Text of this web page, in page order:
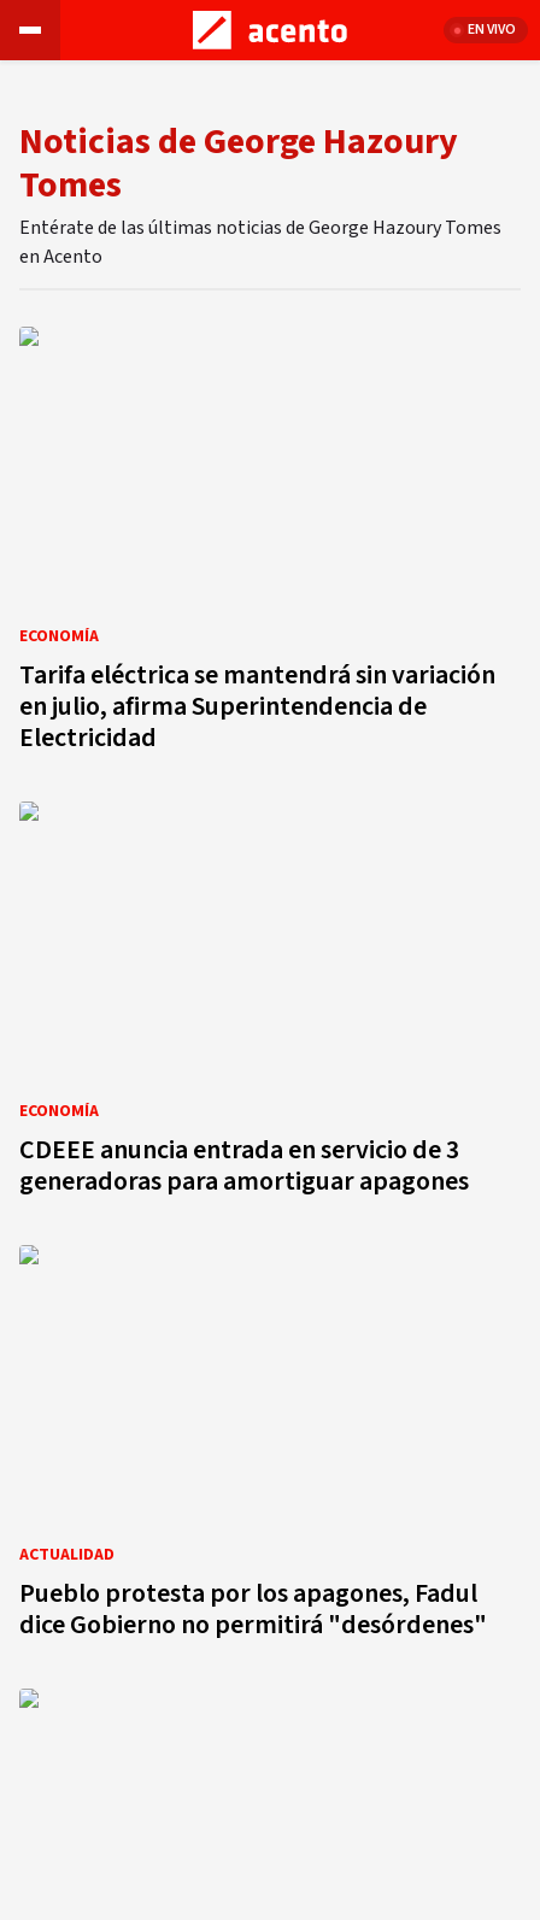
EN VIVO
Noticias de George Hazoury
Tomes
Entérate de las últimas noticias de George Hazoury Tomes
en Acento
ECONOMÍA
Tarifa eléctrica se mantendrá sin variación
en julio, afirma Superintendencia de
Electricidad
ECONOMÍA
CDEEE anuncia entrada en servicio de 3
generadoras para amortiguar apagones
ACTUALIDAD
Pueblo protesta por los apagones, Fadul
dice Gobierno no permitirá "desórdenes"